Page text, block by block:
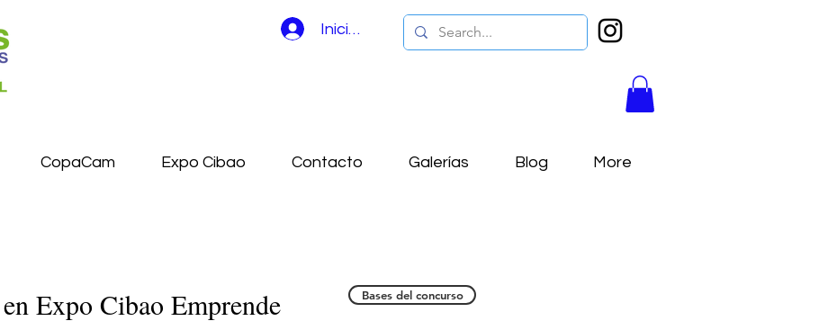
Iniciar sesión
CopaCam Expo Cibao Contacto Galerías Blog More
Expo Cibao Emprende Bases del concurso